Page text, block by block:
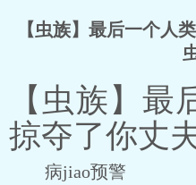
【虫族】最后一个人
【虫族】最
掠夺了你丈
病jiao预警